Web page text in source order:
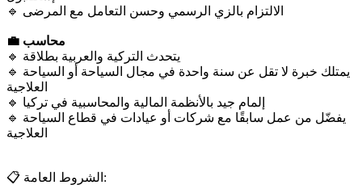
🔹 الالتزام بالزي الرسمي وحسن التعامل مع المرضى
💼 محاسب
🔹 يتحدث التركية والعربية بطلاقة
🔹 يمتلك خبرة لا تقل عن سنة واحدة في مجال السياحة أو السياحة
العلاجية
🔹 إلمام جيد بالأنظمة المالية والمحاسبية في تركيا
🔹 يفضّل من عمل سابقًا مع شركات أو عيادات في قطاع السياحة
العلاجية
📋 الشروط العامة: